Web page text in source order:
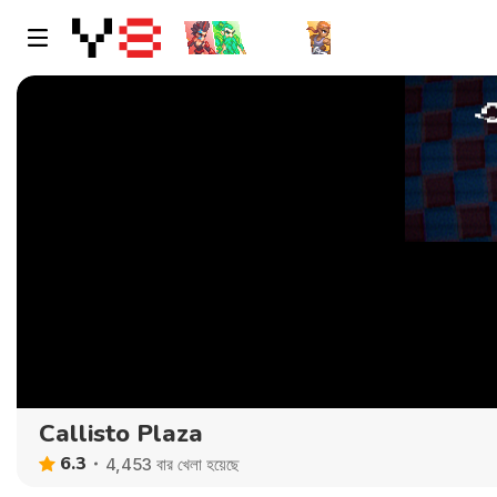
Callisto Plaza
6.3 4,453 বার খেলা হয়েছে